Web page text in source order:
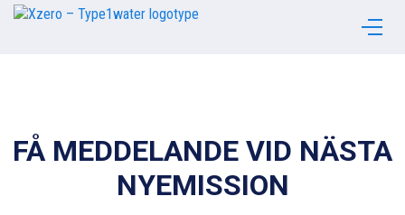
FÅ MEDDELANDE VID NÄSTA
NYEMISSION